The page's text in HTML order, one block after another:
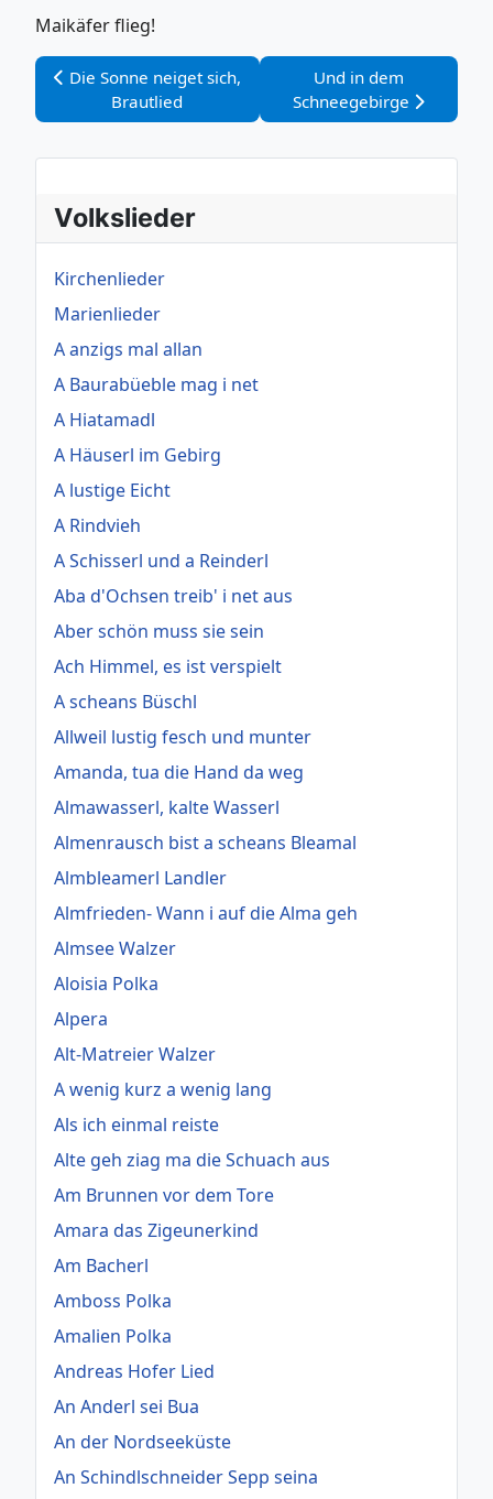
Maikäfer flieg!
Vorheriger Beitrag: Die Sonne neiget sich, Brautlied
Die Sonne neiget sich,
Brautlied
Nächster Beitrag:
Und in dem
Schneegebirge
Volkslieder
Kirchenlieder
Marienlieder
A anzigs mal allan
A Baurabüeble mag i net
A Hiatamadl
A Häuserl im Gebirg
A lustige Eicht
A Rindvieh
A Schisserl und a Reinderl
Aba d'Ochsen treib' i net aus
Aber schön muss sie sein
Ach Himmel, es ist verspielt
A scheans Büschl
Allweil lustig fesch und munter
Amanda, tua die Hand da weg
Almawasserl, kalte Wasserl
Almenrausch bist a scheans Bleamal
Almbleamerl Landler
Almfrieden- Wann i auf die Alma geh
Almsee Walzer
Aloisia Polka
Alpera
Alt-Matreier Walzer
A wenig kurz a wenig lang
Als ich einmal reiste
Alte geh ziag ma die Schuach aus
Am Brunnen vor dem Tore
Amara das Zigeunerkind
Am Bacherl
Amboss Polka
Amalien Polka
Andreas Hofer Lied
An Anderl sei Bua
An der Nordseeküste
An Schindlschneider Sepp seina